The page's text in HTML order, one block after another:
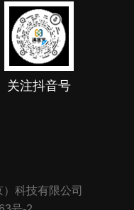
关注抖音号
科技有限公司